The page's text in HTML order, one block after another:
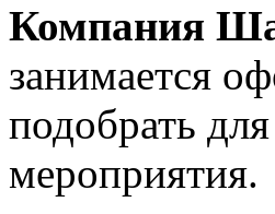
Компания
занимается
подобрать
мероприятия.